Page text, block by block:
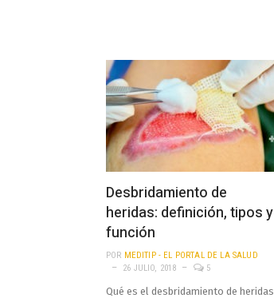
Desbridamiento de
heridas: definición, tipos y
función
POR MEDITIP - EL PORTAL DE LA SALUD
26 JULIO, 2018
5
Qué es el desbridamiento de heridas